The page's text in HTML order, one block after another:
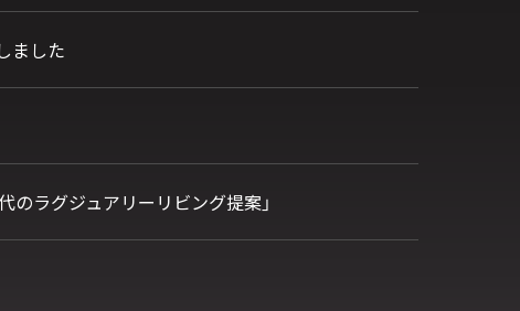
ました
ラグジュアリーリビング提案」